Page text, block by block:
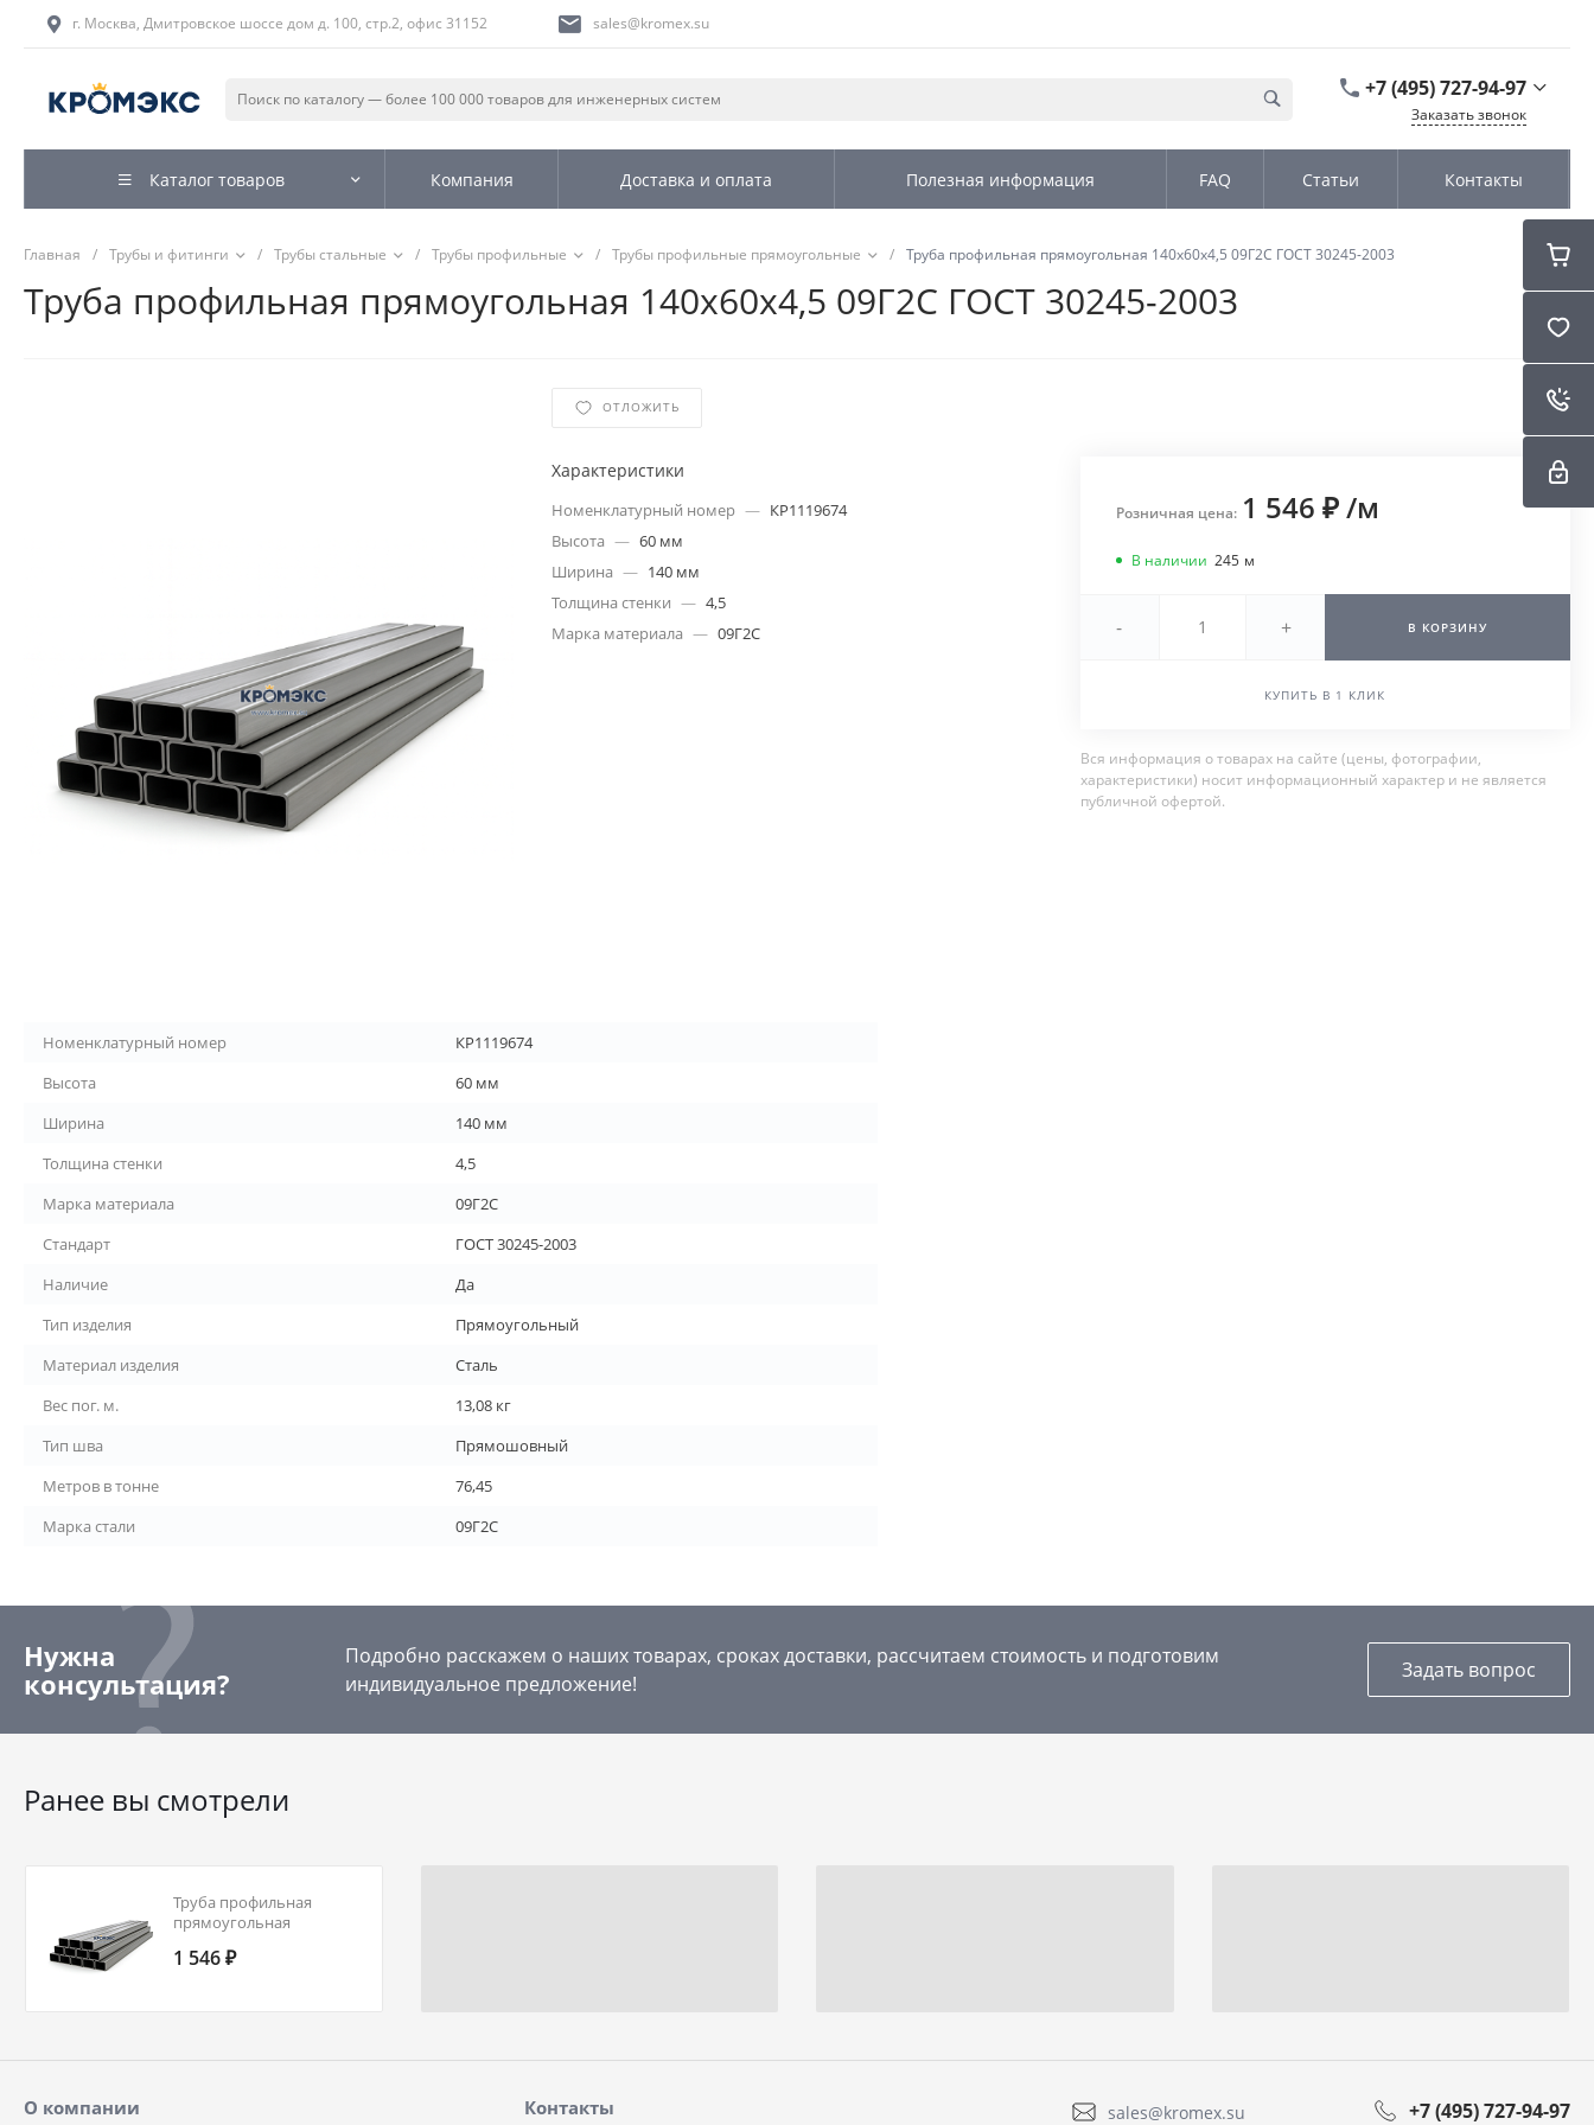
г. Москва, Дмитровское шоссе дом д. 100, стр.2, офис 31152 sales@kromex.su
+7 (495) 727-94-97
Пн-Чт: 9:00-18:00 Пт
Заказать звонок
Каталог товаров Компания Доставка и оплата Полезная информация FAQ Статьи Контакты
Главная / Трубы и фитинги / Трубы стальные / Трубы профильные / Трубы профильные прямоугольные / Труба профильная прямоугольная 140х60х4,5 09Г2С ГОСТ 30245-2003
Труба профильная прямоугольная 140х60х4,5 09Г2С ГОСТ 30245-2003
ОТЛОЖИТЬ
Характеристики
Номенклатурный номер — КР1119674
Высота — 60 мм
Ширина — 140 мм
Толщина стенки — 4,5
Марка материала — 09Г2С
Розничная цена: 1 546 ₽/м
В наличии 245 м
- + В КОРЗИНУ
КУПИТЬ В 1 КЛИК
Вся информация о товарах на сайте (цены, фотографии,
характеристики) носит информационный характер и не является
публичной офертой.
Номенклатурный номер
КР1119674
Высота
60 мм
Ширина
140 мм
Толщина стенки
4,5
Марка материала
09Г2С
Стандарт
ГОСТ 30245-2003
Наличие
Да
Тип изделия
Прямоугольный
Материал изделия
Сталь
Вес пог. м.
13,08 кг
Тип шва
Прямошовный
Метров в тонне
76,45
Марка стали
09Г2С
Нужна
консультация?
Подробно расскажем о наших товарах, сроках доставки, рассчитаем стоимость и подготовим
индивидуальное предложение!
Задать вопрос
Ранее вы смотрели
Труба профильная
прямоугольная
30245-2003
1 546 ₽
О компании Контакты sales@kromex.su +7 (495) 727-94-97